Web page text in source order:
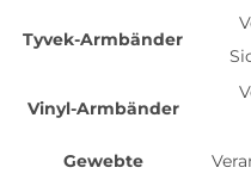
Tyvek-Armbänder
Vinyl-Armbänder
Gewebte